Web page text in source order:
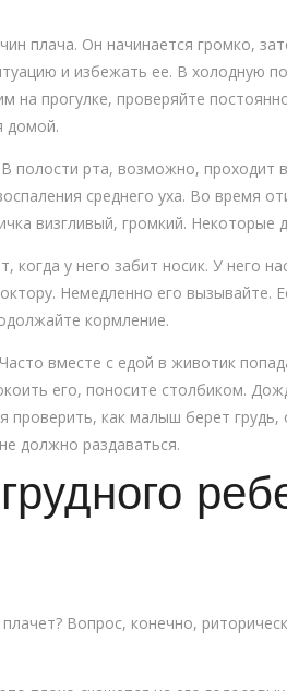
плача. Он начинается громко,
и избежать ее. В холодную
на прогулке, проверяйте
домой.
рта, возможно, проходит
среднего уха. Во время
визгливый, громкий. Некоторые
у него забит носик. У него
Немедленно его вызывайте.
кормление.
вместе с едой в животик
его, поносите столбиком.
как малыш берет
должно раздаваться.
Вопрос, конечно,